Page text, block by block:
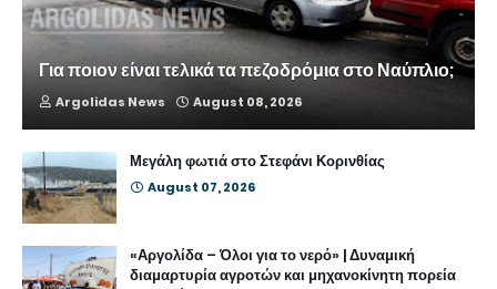
Για ποιον είναι τελικά τα πεζοδρόμια στο Ναύπλιο;
Argolidas News August 08, 2026
Μεγάλη φωτιά στο Στεφάνι Κορινθίας
August 07, 2026
«Αργολίδα – Όλοι για το νερό» | Δυναμική
διαμαρτυρία αγροτών και μηχανοκίνητη πορεία